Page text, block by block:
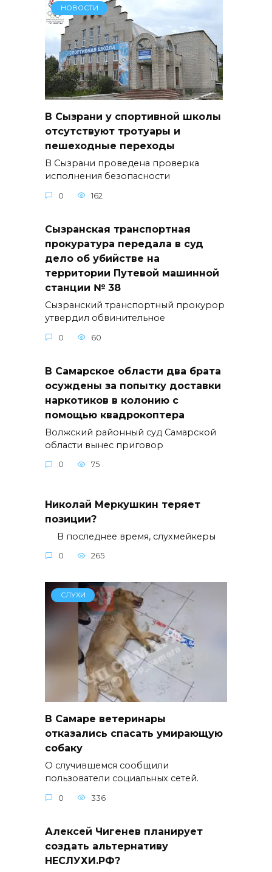
НОВОСТИ
В Сызрани у спортивной школы
отсутствуют тротуары и
пешеходные переходы
В Сызрани проведена проверка
исполнения безопасности
0 162
Сызранская транспортная
прокуратура передала в суд
дело об убийстве на
территории Путевой машинной
станции № 38
Сызранский транспортный прокурор
утвердил обвинительное
0 60
В Самарское области два брата
осуждены за попытку доставки
наркотиков в колонию с
помощью квадрокоптера
Волжский районный суд Самарской
области вынес приговор
0 75
Николай Меркушкин теряет
позиции?
В последнее время, слухмейкеры
0 265
СЛУХИ
В Самаре ветеринары
отказались спасать умирающую
собаку
О случившемся сообщили
пользователи социальных сетей.
0 336
Алексей Чигенев планирует
создать альтернативу
НЕСЛУХИ.РФ?